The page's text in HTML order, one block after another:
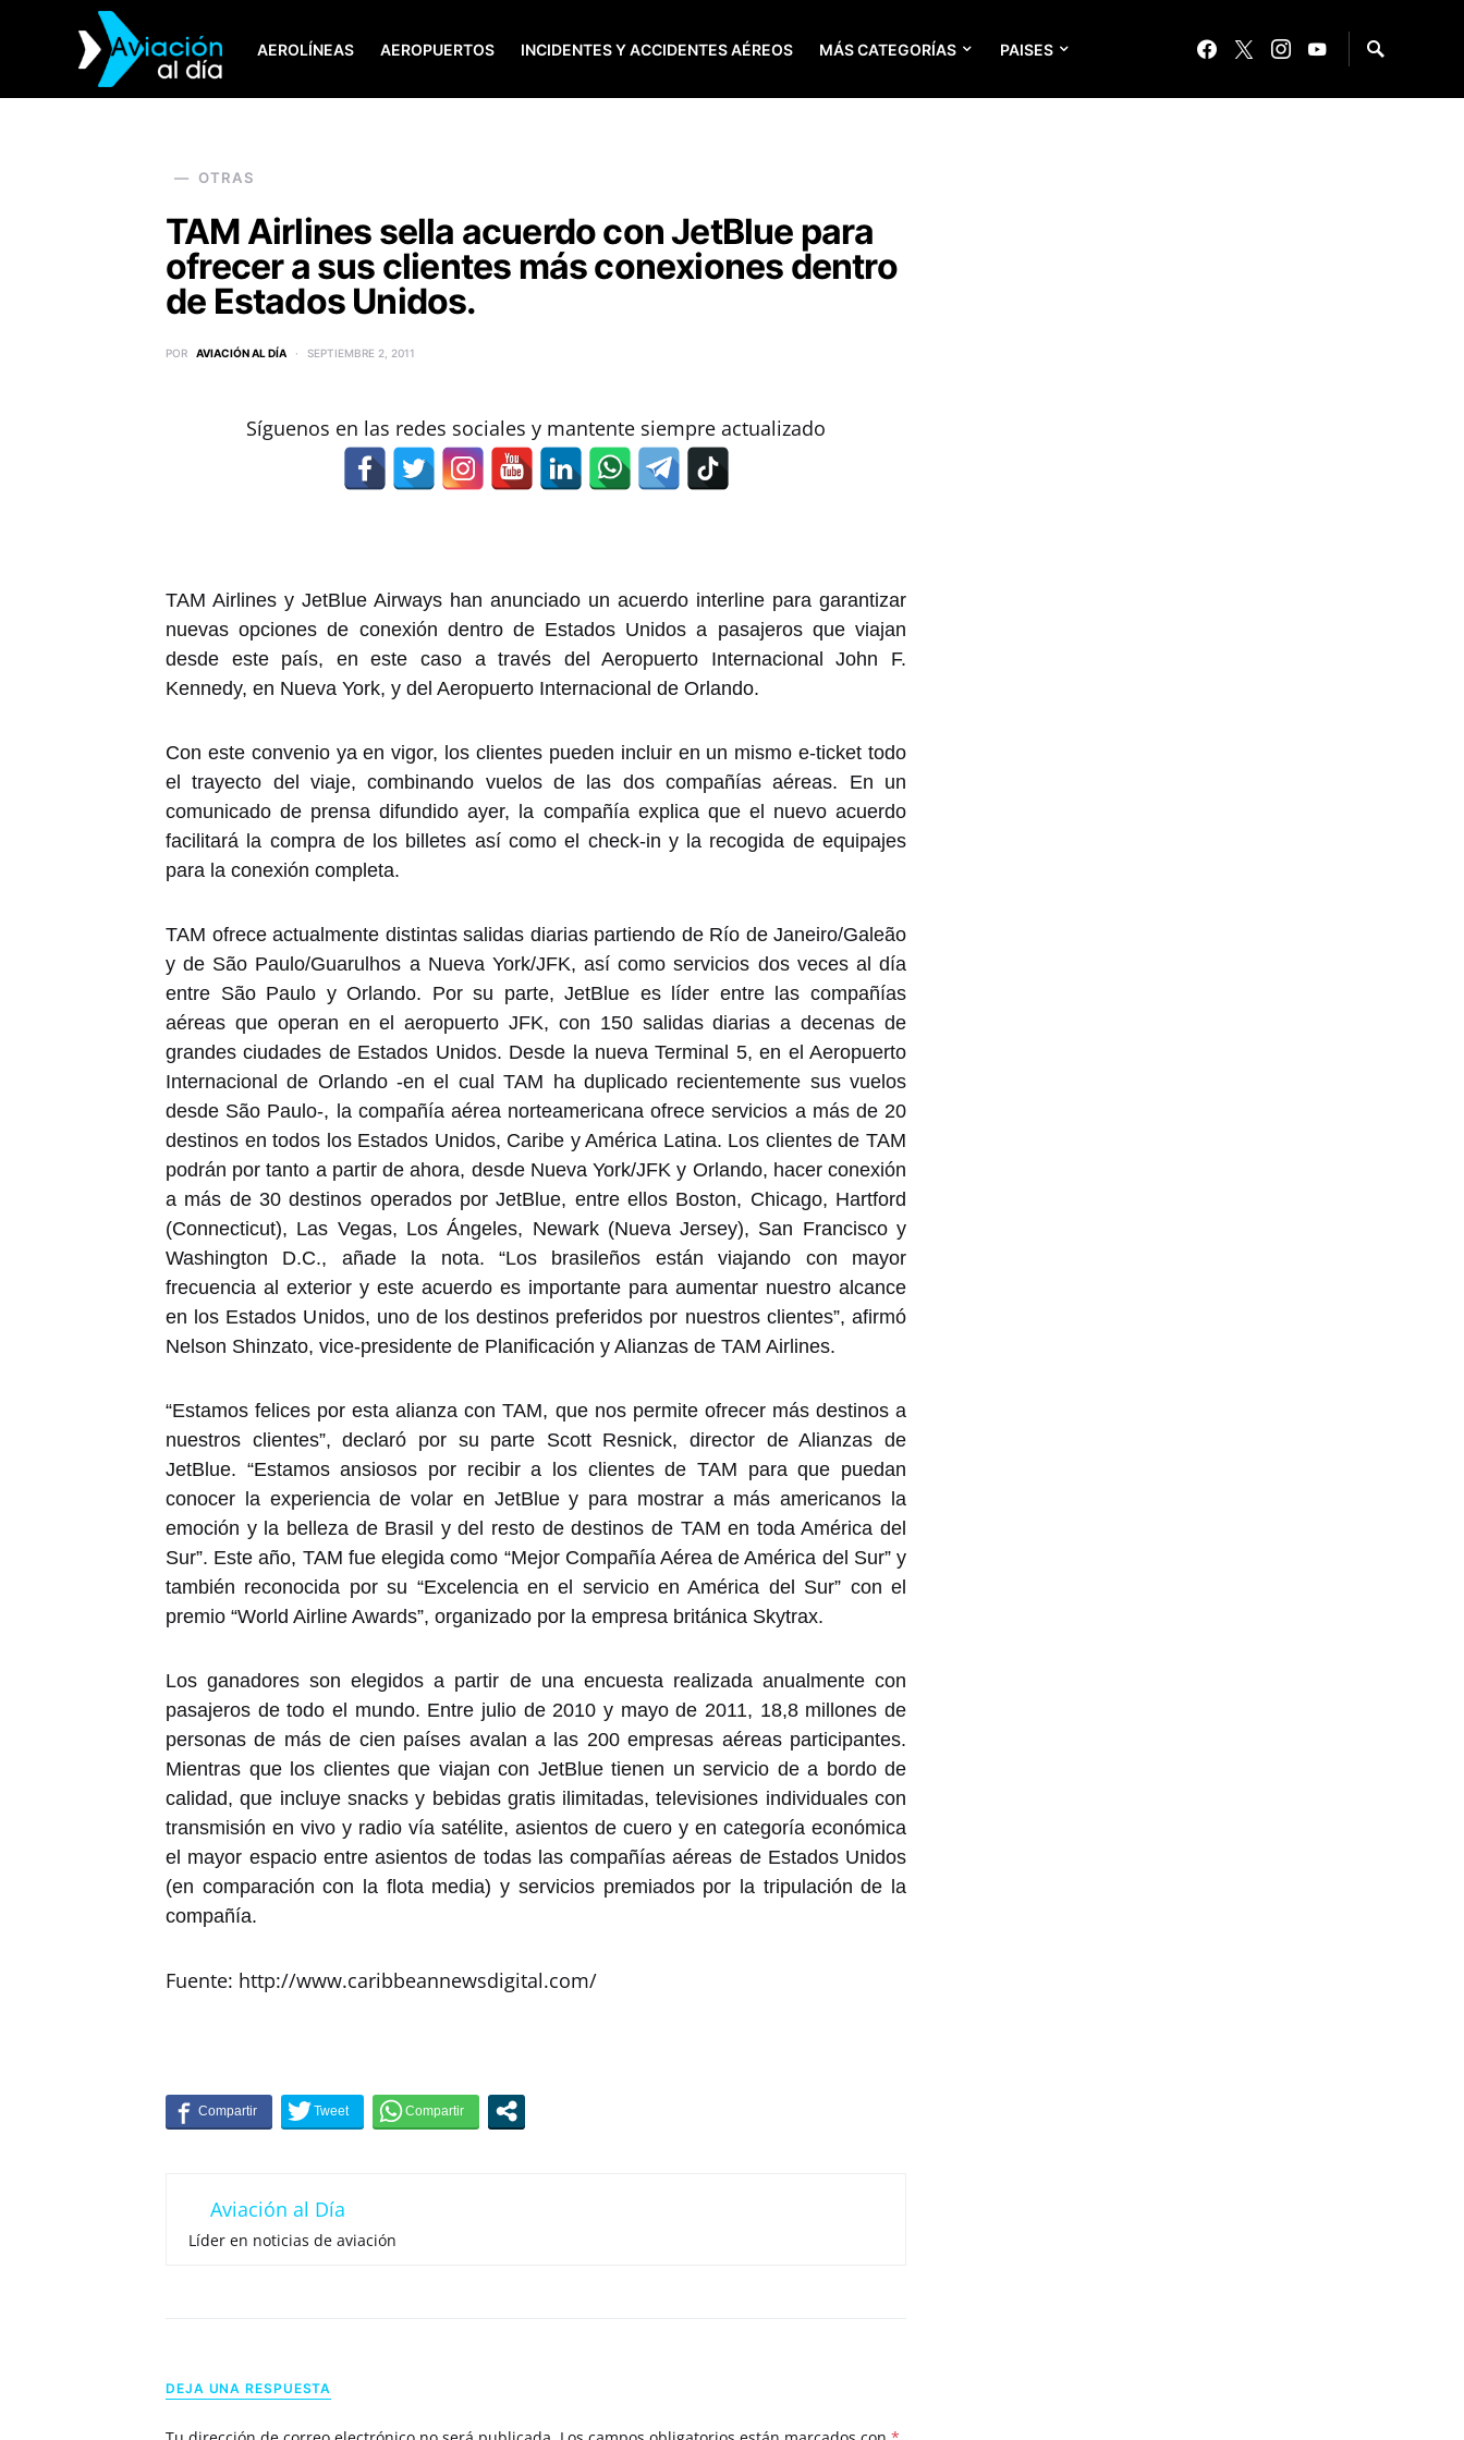
AEROLÍNEAS AEROPUERTOS INCIDENTES Y ACCIDENTES AÉREOS MÁS CATEGORÍAS PAISES
SEARCH FOR:
OTRAS
TAM Airlines sella acuerdo con JetBlue para
ofrecer a sus clientes más conexiones dentro
de Estados Unidos.
POR AVIACIÓN AL DÍA SEPTIEMBRE 2, 2011
Síguenos en las redes sociales y mantente siempre actualizado
TAM Airlines y JetBlue Airways han anunciado un acuerdo interline para garantizar
nuevas opciones de conexión dentro de Estados Unidos a pasajeros que viajan
desde este país, en este caso a través del Aeropuerto Internacional John F.
Kennedy, en Nueva York, y del Aeropuerto Internacional de Orlando.
Con este convenio ya en vigor, los clientes pueden incluir en un mismo e-ticket todo
el trayecto del viaje, combinando vuelos de las dos compañías aéreas. En un
comunicado de prensa difundido ayer, la compañía explica que el nuevo acuerdo
facilitará la compra de los billetes así como el check-in y la recogida de equipajes
para la conexión completa.
TAM ofrece actualmente distintas salidas diarias partiendo de Río de Janeiro/Galeão
y de São Paulo/Guarulhos a Nueva York/JFK, así como servicios dos veces al día
entre São Paulo y Orlando. Por su parte, JetBlue es líder entre las compañías
aéreas que operan en el aeropuerto JFK, con 150 salidas diarias a decenas de
grandes ciudades de Estados Unidos. Desde la nueva Terminal 5, en el Aeropuerto
Internacional de Orlando -en el cual TAM ha duplicado recientemente sus vuelos
desde São Paulo-, la compañía aérea norteamericana ofrece servicios a más de 20
destinos en todos los Estados Unidos, Caribe y América Latina. Los clientes de TAM
podrán por tanto a partir de ahora, desde Nueva York/JFK y Orlando, hacer conexión
a más de 30 destinos operados por JetBlue, entre ellos Boston, Chicago, Hartford
(Connecticut), Las Vegas, Los Ángeles, Newark (Nueva Jersey), San Francisco y
Washington D.C., añade la nota. “Los brasileños están viajando con mayor
frecuencia al exterior y este acuerdo es importante para aumentar nuestro alcance
en los Estados Unidos, uno de los destinos preferidos por nuestros clientes”, afirmó
Nelson Shinzato, vice-presidente de Planificación y Alianzas de TAM Airlines.
“Estamos felices por esta alianza con TAM, que nos permite ofrecer más destinos a
nuestros clientes”, declaró por su parte Scott Resnick, director de Alianzas de
JetBlue. “Estamos ansiosos por recibir a los clientes de TAM para que puedan
conocer la experiencia de volar en JetBlue y para mostrar a más americanos la
emoción y la belleza de Brasil y del resto de destinos de TAM en toda América del
Sur”. Este año, TAM fue elegida como “Mejor Compañía Aérea de América del Sur” y
también reconocida por su “Excelencia en el servicio en América del Sur” con el
premio “World Airline Awards”, organizado por la empresa británica Skytrax.
Los ganadores son elegidos a partir de una encuesta realizada anualmente con
pasajeros de todo el mundo. Entre julio de 2010 y mayo de 2011, 18,8 millones de
personas de más de cien países avalan a las 200 empresas aéreas participantes.
Mientras que los clientes que viajan con JetBlue tienen un servicio de a bordo de
calidad, que incluye snacks y bebidas gratis ilimitadas, televisiones individuales con
transmisión en vivo y radio vía satélite, asientos de cuero y en categoría económica
el mayor espacio entre asientos de todas las compañías aéreas de Estados Unidos
(en comparación con la flota media) y servicios premiados por la tripulación de la
compañía.
Fuente: http://www.caribbeannewsdigital.com/
Aviación al Día
Líder en noticias de aviación
DEJA UNA RESPUESTA